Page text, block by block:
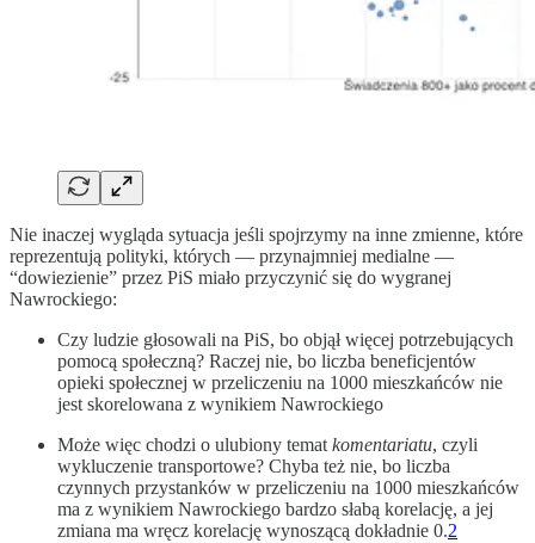
Nie inaczej wygląda sytuacja jeśli spojrzymy na inne zmienne, które
reprezentują polityki, których — przynajmniej medialne —
“dowiezienie” przez PiS miało przyczynić się do wygranej
Nawrockiego:
Czy ludzie głosowali na PiS, bo objął więcej potrzebujących
pomocą społeczną? Raczej nie, bo liczba beneficjentów
opieki społecznej w przeliczeniu na 1000 mieszkańców nie
jest skorelowana z wynikiem Nawrockiego
Może więc chodzi o ulubiony temat komentariatu, czyli
wykluczenie transportowe? Chyba też nie, bo liczba
czynnych przystanków w przeliczeniu na 1000 mieszkańców
ma z wynikiem Nawrockiego bardzo słabą korelację, a jej
zmiana ma wręcz korelację wynoszącą dokładnie 0.2